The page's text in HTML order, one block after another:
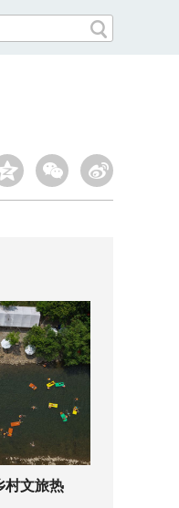
村文旅热